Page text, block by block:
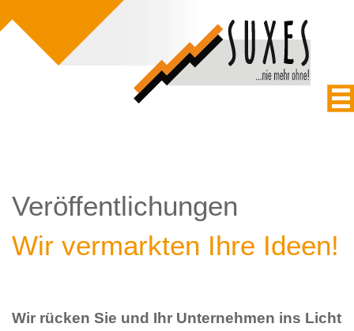
Veröffentlichungen
Wir vermarkten Ihre Ideen!
Wir rücken Sie und Ihr Unternehmen ins Licht